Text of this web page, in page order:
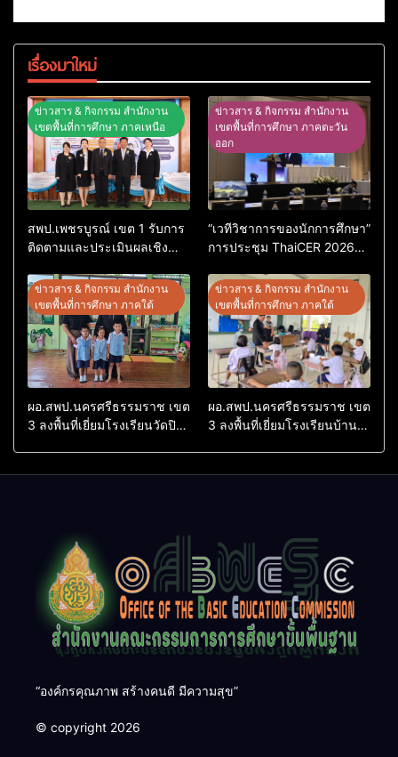
เรื่องมาใหม่
ข่าวสาร & กิจกรรม สำนักงาน
เขตพื้นที่การศึกษา ภาคเหนือ
สพป.เพชรบูรณ์ เขต 1 รับการ
ติดตามและประเมินผลเชิง
ต้นแบบ” ระดับประเทศ รุ่นที่ 3
ประจำปีงบประมาณ พ.ศ.
2569
ข่าวสาร & กิจกรรม สำนักงาน
เขตพื้นที่การศึกษา ภาคตะวัน
ออก
“เวทีวิชาการของนักการศึกษา”
การประชุม ThaiCER 2026
Conference on Education
Research (ThaiCER) 2026
ข่าวสาร & กิจกรรม สำนักงาน
เขตพื้นที่การศึกษา ภาคใต้
ผอ.สพป.นครศรีธรรมราช เขต
3 ลงพื้นที่เยี่ยมโรงเรียนวัดปิยา
ข่าวสาร & กิจกรรม สำนักงาน
เขตพื้นที่การศึกษา ภาคใต้
ผอ.สพป.นครศรีธรรมราช เขต
3 ลงพื้นที่เยี่ยมโรงเรียนบ้าน
“องค์กรคุณภาพ สร้างคนดี มีความสุข”
© copyright 2026